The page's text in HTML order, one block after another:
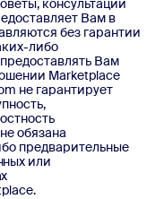
консультации
Вам в
без гарантии
либо
Вам
Marketplace
не гарантирует
обязана
предварительные
или